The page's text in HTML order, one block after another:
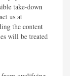
take-down
us at
the content
will be treated